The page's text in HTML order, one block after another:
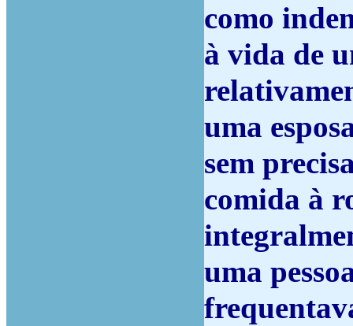
como
à vida de
uma
sem
comida à
uma